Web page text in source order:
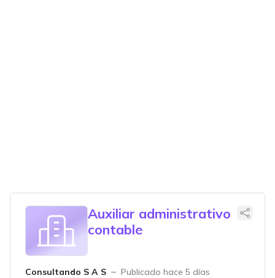
Auxiliar administrativo
contable
Consultando S A S
Publicado hace 5 días